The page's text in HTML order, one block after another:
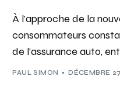
À l’approche de la
consommateurs
de l’assurance auto,
PAUL SIMON DÉCEMBRE